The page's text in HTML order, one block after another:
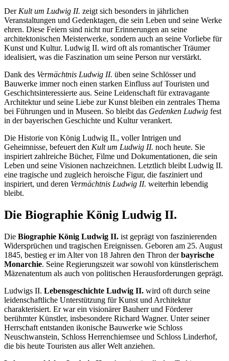
DerKult um Ludwig II. zeigt sich besonders in jährlichen
Veranstaltungen und Gedenktagen, die sein Leben und seine Werke
ehren. Diese Feiern sind nicht nur Erinnerungen an seine
architektonischen Meisterwerke, sondern auch an seine Vorliebe für
Kunst und Kultur. Ludwig II. wird oft als romantischer Träumer
idealisiert, was die Faszination um seine Person nur verstärkt.
Dank des Vermächtnis Ludwig II. üben seine Schlösser und
Bauwerke immer noch einen starken Einfluss auf Touristen und
Geschichtsinteressierte aus. Seine Leidenschaft für extravagante
Architektur und seine Liebe zur Kunst bleiben ein zentrales Thema
bei Führungen und in Museen. So bleibt das Gedenken Ludwig fest
in der bayerischen Geschichte und Kultur verankert.
Die Historie von König Ludwig II., voller Intrigen und
Geheimnisse, befeuert den Kult um Ludwig II. noch heute. Sie
inspiriert zahlreiche Bücher, Filme und Dokumentationen, die sein
Leben und seine Visionen nachzeichnen. Letztlich bleibt Ludwig II.
eine tragische und zugleich heroische Figur, die fasziniert und
inspiriert, und deren Vermächtnis Ludwig II. weiterhin lebendig
bleibt.
Die Biographie König Ludwig II.
Die Biographie König Ludwig II. ist geprägt von faszinierenden
Widersprüchen und tragischen Ereignissen. Geboren am 25. August
1845, bestieg er im Alter von 18 Jahren den Thron derbayrische
Monarchie. Seine Regierungszeit war sowohl von künstlerischem
Mäzenatentum als auch von politischen Herausforderungen geprägt.
Ludwigs II. Lebensgeschichte Ludwig II. wird oft durch seine
leidenschaftliche Unterstützung für Kunst und Architektur
charakterisiert. Er war ein visionärer Bauherr und Förderer
berühmter Künstler, insbesondere Richard Wagner. Unter seiner
Herrschaft entstanden ikonische Bauwerke wie Schloss
Neuschwanstein, Schloss Herrenchiemsee und Schloss Linderhof,
die bis heute Touristen aus aller Welt anziehen.